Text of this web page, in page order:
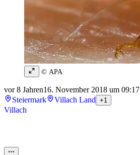
© APA
vor 8 Jahren16. November 2018 um 09:17
Steiermark
Villach Land +1
Villach